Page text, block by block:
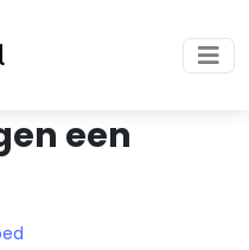
een